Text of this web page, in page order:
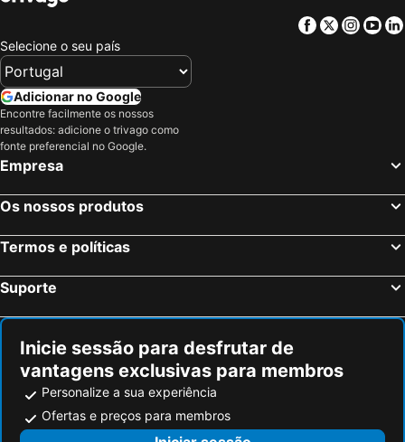
Facebook
Twitter
Selecione o seu país
Adicionar no Google
Encontre facilmente os nossos
resultados: adicione o trivago como
fonte preferencial no Google.
Empresa
Os nossos produtos
Termos e políticas
Suporte
Inicie sessão para desfrutar de
vantagens exclusivas para membros
Personalize a sua experiência
Ofertas e preços para membros